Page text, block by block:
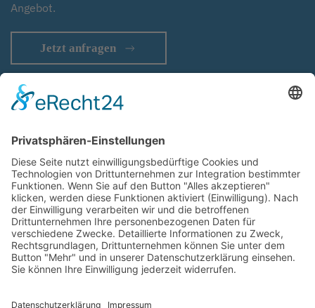
Angebot.
Jetzt anfragen
Cookie-Einstellungen
AGB
Sitemap
Container und Modulbau vor Ort
Anmelden
Ihr Partner für Containerbau | Modulbau | Systembau | Fertigbau |
temporäre Gebäude | Raumsysteme | Containergebäude |
Baucontainer |
Wohncontainer |Bürocontainer| Schulcontainer |